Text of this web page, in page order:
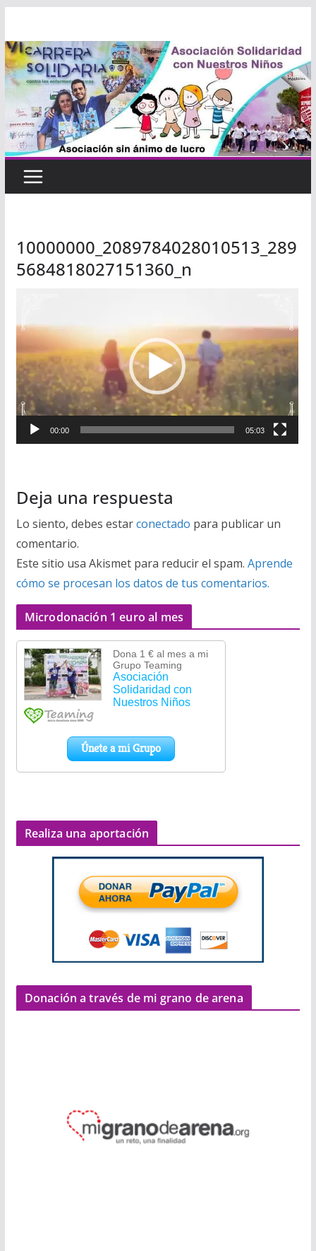
contenido
10000000_2089784028010513_289
5684818027151360_n
vídeo
00:00 05:03
Deja una respuesta
Lo siento, debes estarconectado para publicar un
comentario.
Este sitio usa Akismet para reducir el spam. Aprende
cómo se procesan los datos de tus comentarios.
Microdonación 1 euro al mes
Realiza una aportación
Donación a través de mi grano de arena